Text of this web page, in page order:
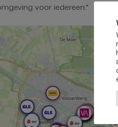
voor iedereen.”